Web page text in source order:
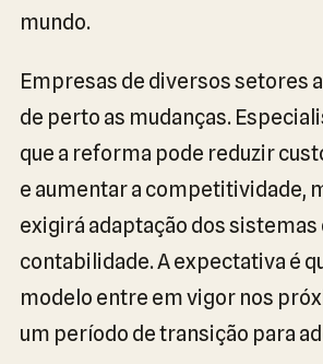
mundo.
Empresas de diversos setores
de perto as mudanças.
que a reforma pode reduzir
e aumentar a competitividade,
exigirá adaptação dos sistemas
contabilidade. A expectativa é
modelo entre em vigor nos
um período de transição para